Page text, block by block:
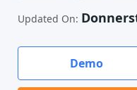
Updated On:
Demo